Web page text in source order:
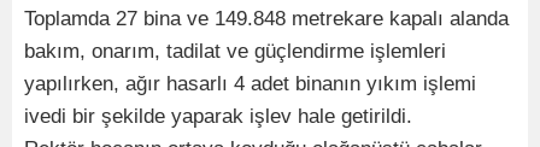
Toplamda 27 bina ve 149.848 metrekare kapalı alanda
bakım, onarım, tadilat ve güçlendirme işlemleri
yapılırken, ağır hasarlı 4 adet binanın yıkım işlemi
ivedi bir şekilde yaparak işlev hale getirildi.